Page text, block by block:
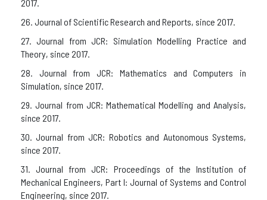
2017.
26. Journal of Scientific Research and Reports, since 2017.
27. Journal from JCR: Simulation Modelling Practice and
Theory, since 2017.
28. Journal from JCR: Mathematics and Computers in
Simulation, since 2017.
29. Journal from JCR: Mathematical Modelling and Analysis,
since 2017.
30. Journal from JCR: Robotics and Autonomous Systems,
since 2017.
31. Journal from JCR: Proceedings of the Institution of
Mechanical Engineers, Part I: Journal of Systems and Control
Engineering, since 2017.